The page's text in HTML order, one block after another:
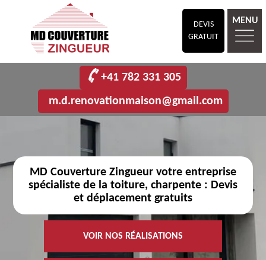
DEVIS
GRATUIT
MENU
+41 782 331 305
m.d.renovationmaison@gmail.com
MD Couverture Zingueur votre entreprise
spécialiste de la toiture, charpente : Devis
et déplacement gratuits
VOIR NOS RÉALISATIONS